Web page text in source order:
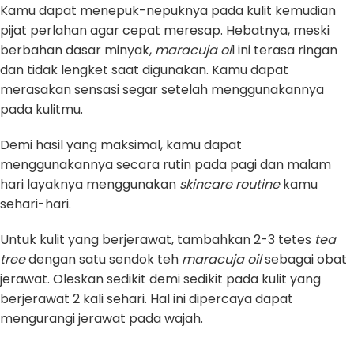
Kamu dapat menepuk-nepuknya pada kulit kemudian
pijat perlahan agar cepat meresap. Hebatnya, meski
berbahan dasar minyak, maracuja oil ini terasa ringan
dan tidak lengket saat digunakan. Kamu dapat
merasakan sensasi segar setelah menggunakannya
pada kulitmu.
Demi hasil yang maksimal, kamu dapat
menggunakannya secara rutin pada pagi dan malam
hari layaknya menggunakan skincare routinekamu
sehari-hari.
Untuk kulit yang berjerawat, tambahkan 2-3 tetes tea
treedengan satu sendok teh maracuja oilsebagai obat
jerawat. Oleskan sedikit demi sedikit pada kulit yang
berjerawat 2 kali sehari. Hal ini dipercaya dapat
mengurangi jerawat pada wajah.